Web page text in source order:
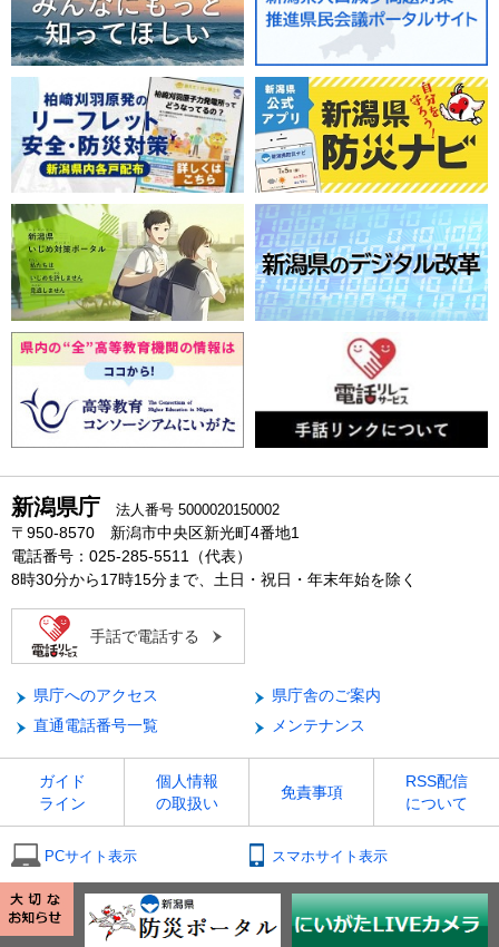
新潟県庁 法人番号 5000020150002
〒950-8570 新潟市中央区新光町4番地1
電話番号：025-285-5511（代表）
8時30分から17時15分まで、土日・祝日・年末年始を除く
手話で電話する
県庁へのアクセス
県庁舎のご案内
直通電話番号一覧
メンテナンス
ガイド
ライン
個人情報
の取扱い
免責事項
RSS配信
について
PCサイト表示 スマホサイト表示